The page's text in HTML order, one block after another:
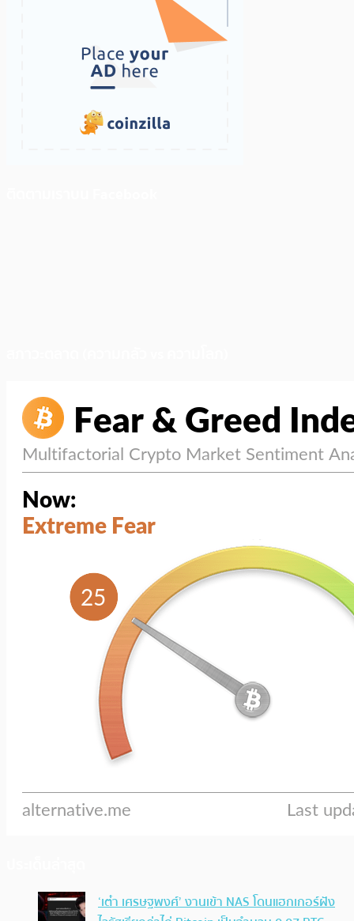
‘เต๋า เศรษฐพงศ์’ งานเข้า NAS โดนแฮกเกอร์ฝัง